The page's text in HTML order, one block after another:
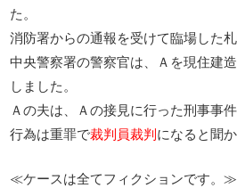
た。
消防署からの通報を受けて臨場した
中央警察署の警察官は、Ａを現住建
しました。
Ａの夫は、Ａの接見に行った刑事事
行為は重罪で裁判員裁判になると聞
≪ケースは全てフィクションです。≫